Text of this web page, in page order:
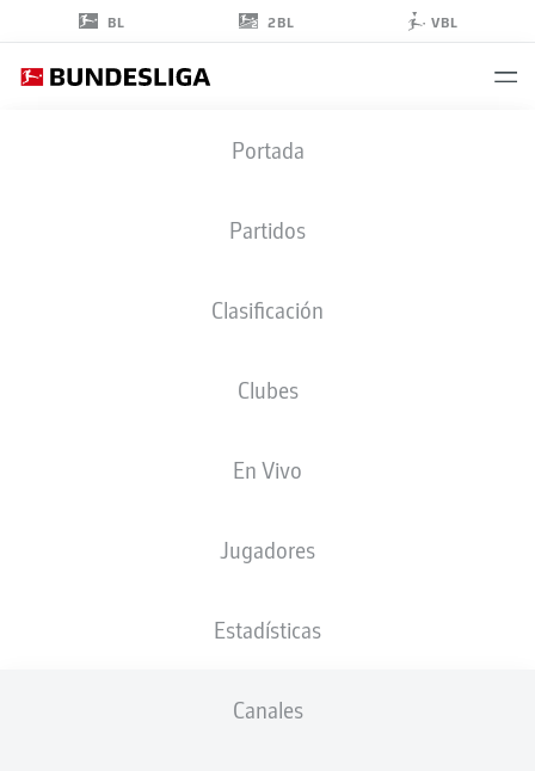
BL 2BL VBL
Portada
Partidos
Clasificación
Clubes
En Vivo
Jugadores
Estadísticas
Canales
05.09.1991
TAMAÑO